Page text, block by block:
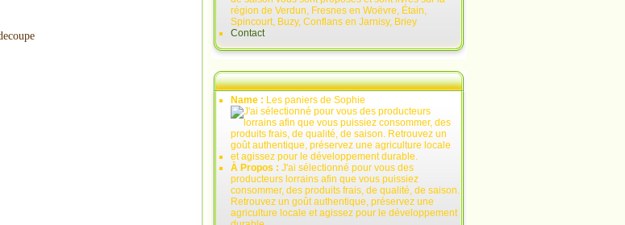
région de Verdun, Fresnes en Woëvre, Étain,
Spincourt, Buzy, Conflans en Jarnisy, Briey
Contact
Name : Les paniers de Sophie
À Propos : J'ai sélectionné pour vous des
producteurs lorrains afin que vous puissiez
consommer, des produits frais, de qualité, de saison.
Retrouvez un goût authentique, préservez une
agriculture locale et agissez pour le développement